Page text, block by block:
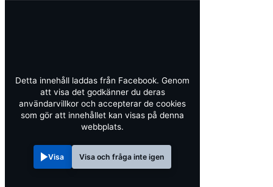
Detta innehåll laddas från Facebook. Genom
att visa det godkänner du deras
användarvillkor och accepterar de cookies
som gör att innehållet kan visas på denna
webbplats.
Visa Visa och fråga inte igen